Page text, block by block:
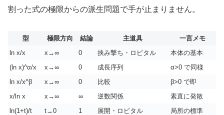
割った式の極限からの派生問題で手が止まりません。
型 極限方向 結論 主道具
一言メモ
ln x/x
x→∞ 0 挟み撃ち・ロピタル
本体の基本
(ln x)^α/x
x→∞ 0 成長序列
α>0 で同様
ln x/x^β
x→∞ 0 比較
β>0 で即
x/ln x
x→∞ ∞ 逆数関係
素直に発散
ln(1+t)/t
t→0 1 展開・ロピタル
局所の標準